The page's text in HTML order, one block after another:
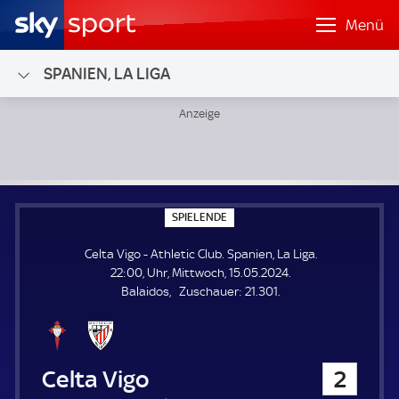
Menü
SPANIEN, LA LIGA
SPIELENDE
P
E
L
E
N
Celta Vigo - Athletic Club. Spanien, La Liga.
22:00, Uhr, Mittwoch, 15.05.2024.
Balaidos
Zuschauer: Z
21.301.
Celta Vigo 2